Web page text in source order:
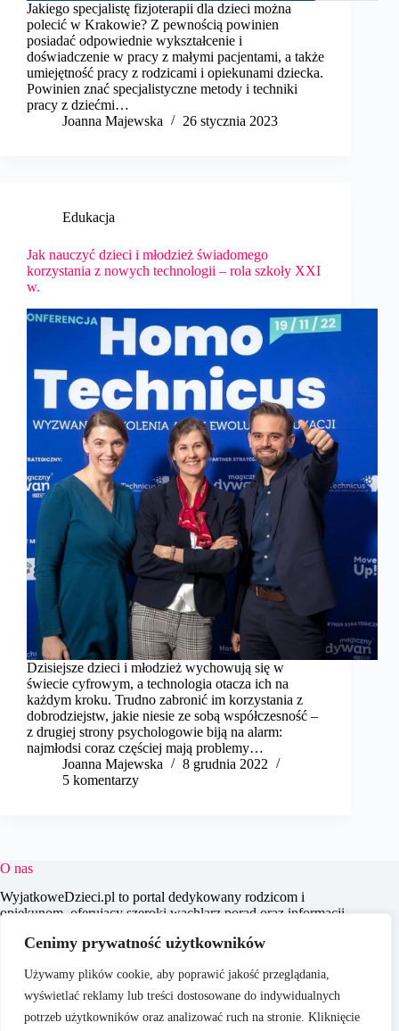
Cenimy prywatność użytkowników
Używamy plików cookie, aby poprawić jakość przeglądania,
wyświetlać reklamy lub treści dostosowane do indywidualnych
potrzeb użytkowników oraz analizować ruch na stronie. Kliknięcie
Jakiego specjalistę fizjoterapii dla dzieci można
polecić w Krakowie? Z pewnością powinien
posiadać odpowiednie wykształcenie i
doświadczenie w pracy z małymi pacjentami, a także
umiejętność pracy z rodzicami i opiekunami dziecka.
Powinien znać specjalistyczne metody i techniki
pracy z dziećmi…
Joanna Majewska
26 stycznia 2023
Edukacja
Jak nauczyć dzieci i młodzież świadomego
korzystania z nowych technologii – rola szkoły XXI
w.
Dzisiejsze dzieci i młodzież wychowują się w
świecie cyfrowym, a technologia otacza ich na
każdym kroku. Trudno zabronić im korzystania z
dobrodziejstw, jakie niesie ze sobą współczesność –
z drugiej strony psychologowie biją na alarm:
najmłodsi coraz częściej mają problemy…
Joanna Majewska
8 grudnia 2022
5 komentarzy
O nas
WyjatkoweDzieci.pl to portal dedykowany rodzicom i
opiekunom, oferujący szeroki wachlarz porad oraz informacji
celem jest wspieranie dorosłych w codziennych wyzwaniach
praktycznych treści, które pomagają w świadomym i
efektywnym wychowywaniu młodego pokolenia.